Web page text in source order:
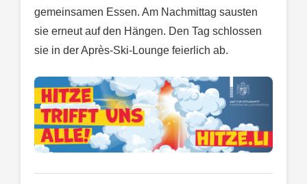
gemeinsamen Essen. Am Nachmittag sausten
sie erneut auf den Hängen. Den Tag schlossen
sie in der Après-Ski-Lounge feierlich ab.